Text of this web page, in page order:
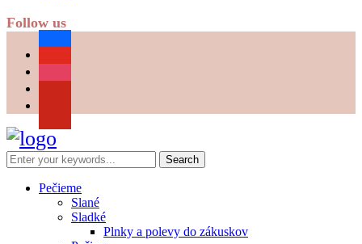
Follow us
Pečieme
Slané
Sladké
Plnky a polevy do zákuskov